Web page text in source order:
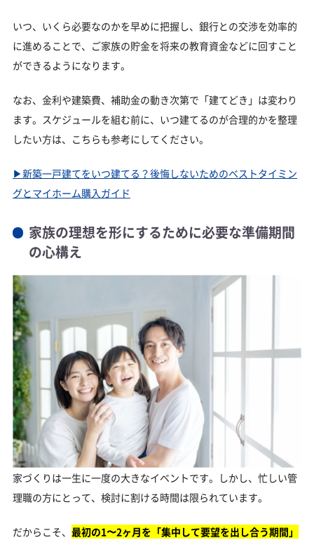
いつ、いくら必要なのかを早めに把握し、銀行との交渉を効率的
に進めることで、ご家族の貯金を将来の教育資金などに回すこと
ができるようになります。
なお、金利や建築費、補助金の動き次第で「建てどき」は変わり
ます。スケジュールを組む前に、いつ建てるのが合理的かを整理
したい方は、こちらも参考にしてください。
▶︎新築一戸建てをいつ建てる？後悔しないためのベストタイミン
グとマイホーム購入ガイド
家族の理想を形にするために必要な準備期間
の心構え
家づくりは一生に一度の大きなイベントです。しかし、忙しい管
理職の方にとって、検討に割ける時間は限られています。
だからこそ、 最初の1〜2ヶ月を「集中して要望を出し合う期間」